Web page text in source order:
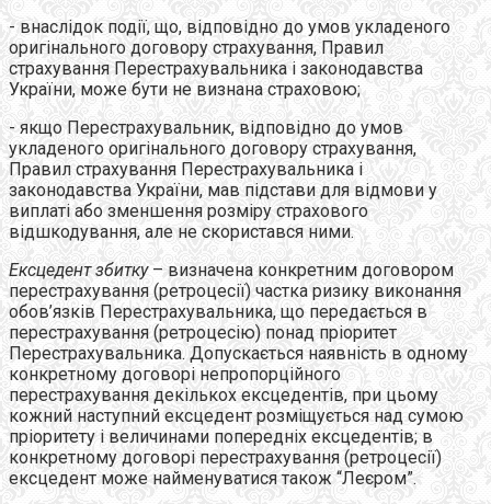
- внаслідок події, що, відповідно до умов укладеного
оригінального договору страхування, Правил
страхування Перестрахувальника і законодавства
України, може бути не визнана страховою;
- якщо Перестрахувальник, відповідно до умов
укладеного оригінального договору страхування,
Правил страхування Перестрахувальника і
законодавства України, мав підстави для відмови у
виплаті або зменшення розміру страхового
відшкодування, але не скористався ними.
Ексцедент збитку– визначена конкретним договором
перестрахування (ретроцесії) частка ризику виконання
обов’язків Перестрахувальника, що передається в
перестрахування (ретроцесію) понад пріоритет
Перестрахувальника. Допускається наявність в одному
конкретному договорі непропорційного
перестрахування декількох ексцедентів, при цьому
кожний наступний ексцедент розміщується над сумою
пріоритету і величинами попередніх ексцедентів; в
конкретному договорі перестрахування (ретроцесії)
ексцедент може найменуватися також “Леєром”.